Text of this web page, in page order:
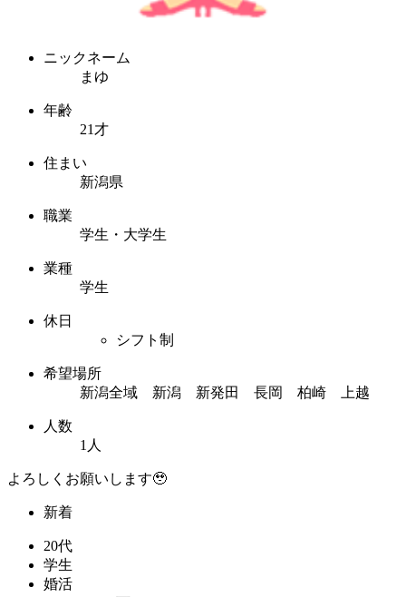
ニックネーム
まゆ
年齢
21才
住まい
新潟県
職業
学生・大学生
業種
学生
休日
シフト制
希望場所
新潟全域 新潟 新発田 長岡 柏崎 上越
人数
1人
よろしくお願いします🥹
新着
20代
学生
婚活